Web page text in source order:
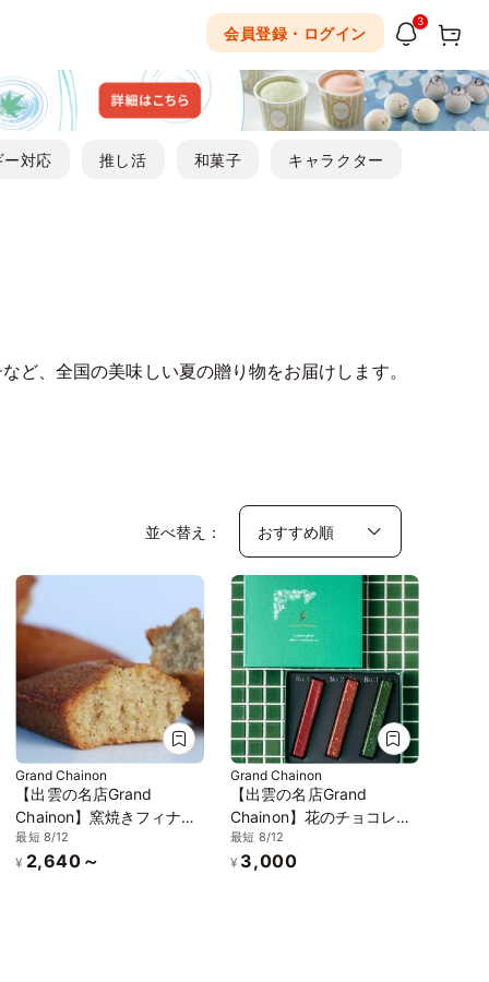
会員登録・ログイン
3
ー対応 推し活 和菓子 キャラクター
ど、全国の美味しい夏の贈り物をお届けします。
並べ替え：
Grand Chainon
【出雲の名店Grand
Chainon】窯焼きフィナン
シェ 5個セット
最短 8/12
¥ 2,640～
Grand Chainon
【出雲の名店Grand
Chainon】花のチョコレー
トバー エッセンス・ボタ
ニック
最短 8/12
¥ 3,000